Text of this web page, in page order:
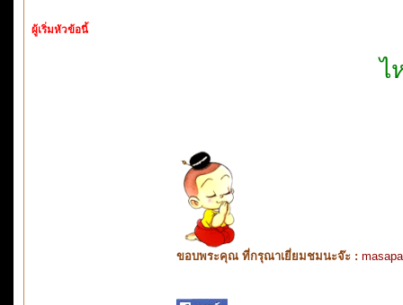
ผู้เริ่มหัวข้อนี้
ไ
ขอบพระคุณ ที่กรุณาเยี่ยมชมนะจ๊ะ :